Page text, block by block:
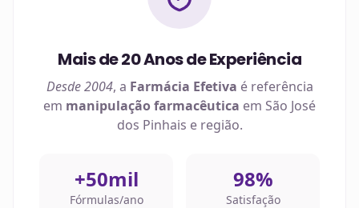
Mais de 20 Anos de Experiência
Desde 2004, a Farmácia Efetiva é referência
em manipulação farmacêutica em São José
dos Pinhais e região.
+50mil
Fórmulas/ano
98%
Satisfação